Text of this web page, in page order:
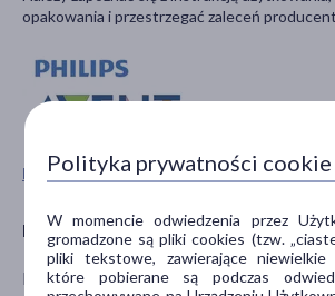
Pokaż wszystkie produkty AVENT
Producent
PHILIPS POLSKA SP. Z O.O.
opakowania i przestrzegać zaleceń
Polityka prywatności cookie
W momencie odwiedzenia przez
gromadzone są pliki cookies (tzw.
pliki tekstowe, zawierające niewielkie
które pobierane są podczas